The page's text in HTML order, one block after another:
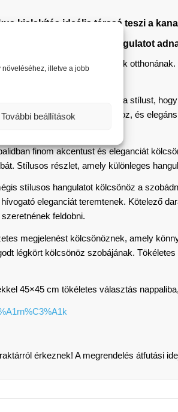
illetve a jobb
További beállítások
kialakítás ideális társsá teszi a
és különleges hangulatot
megjelenést kölcsönöznek
ötvözve a kényelmet és a stílust,
illeszkedik más dekorációhoz, és
finom akcentust és eleganciát
Stílusos részlet, amely különleges
stílusos hangulatot kölcsönöz a
eleganciát teremtenek. Kötelező
feldobni.
megjelenést kölcsönöznek, amely
légkört kölcsönöz szobájának.
45×45 cm tökéletes választás
érkeznek! A megrendelés átfutási